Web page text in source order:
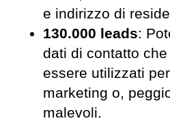
e indirizzo di
130.000 leads:
dati di contatto
essere utilizzati
marketing o,
malevoli.